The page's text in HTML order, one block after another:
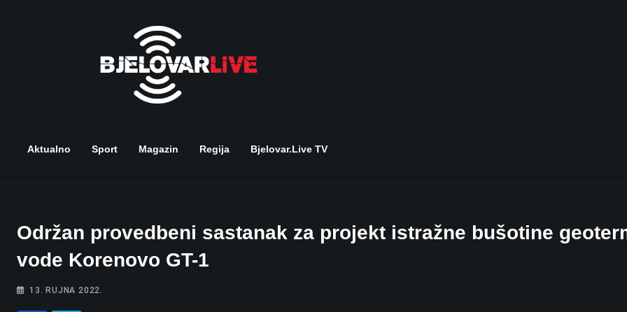
Aktualno Sport Magazin Regija Bjelovar.live TV
Održan provedbeni sastanak za projekt istražne bušotine
vode Korenovo GT-1
13. RUJNA 2022.